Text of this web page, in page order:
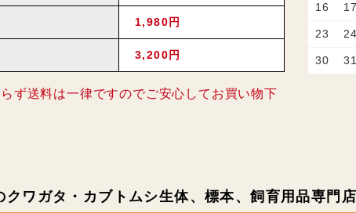
1,980円
3,200円
ず送料は一律ですのでご安心してお買い物下
16 17
23 24
30 31
クワガタ・カブトムシ生体、標本、飼育用品専門